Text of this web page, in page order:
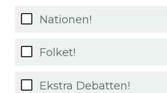
Nationen!
Folket!
Ekstra Debatten!